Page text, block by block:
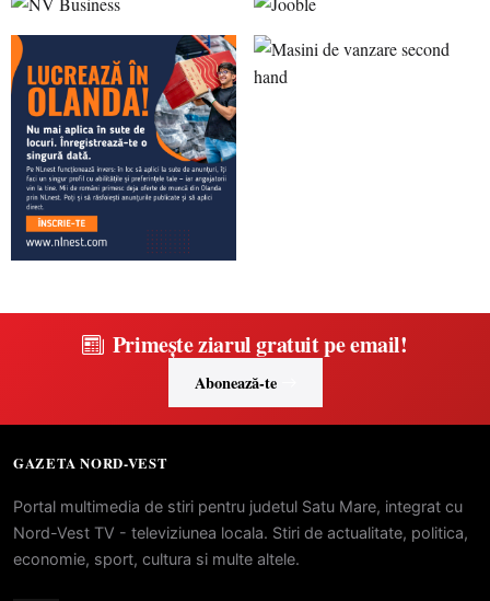
Primește ziarul gratuit pe email!
Abonează-te
GAZETA NORD-VEST
Portal multimedia de stiri pentru judetul Satu Mare, integrat cu
Nord-Vest TV - televiziunea locala. Stiri de actualitate, politica,
economie, sport, cultura si multe altele.